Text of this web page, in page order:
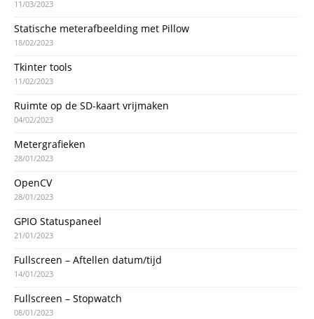
11/03/2023
Statische meterafbeelding met Pillow
18/02/2023
Tkinter tools
11/02/2023
Ruimte op de SD-kaart vrijmaken
04/02/2023
Metergrafieken
28/01/2023
OpenCV
28/01/2023
GPIO Statuspaneel
21/01/2023
Fullscreen – Aftellen datum/tijd
14/01/2023
Fullscreen – Stopwatch
08/01/2023